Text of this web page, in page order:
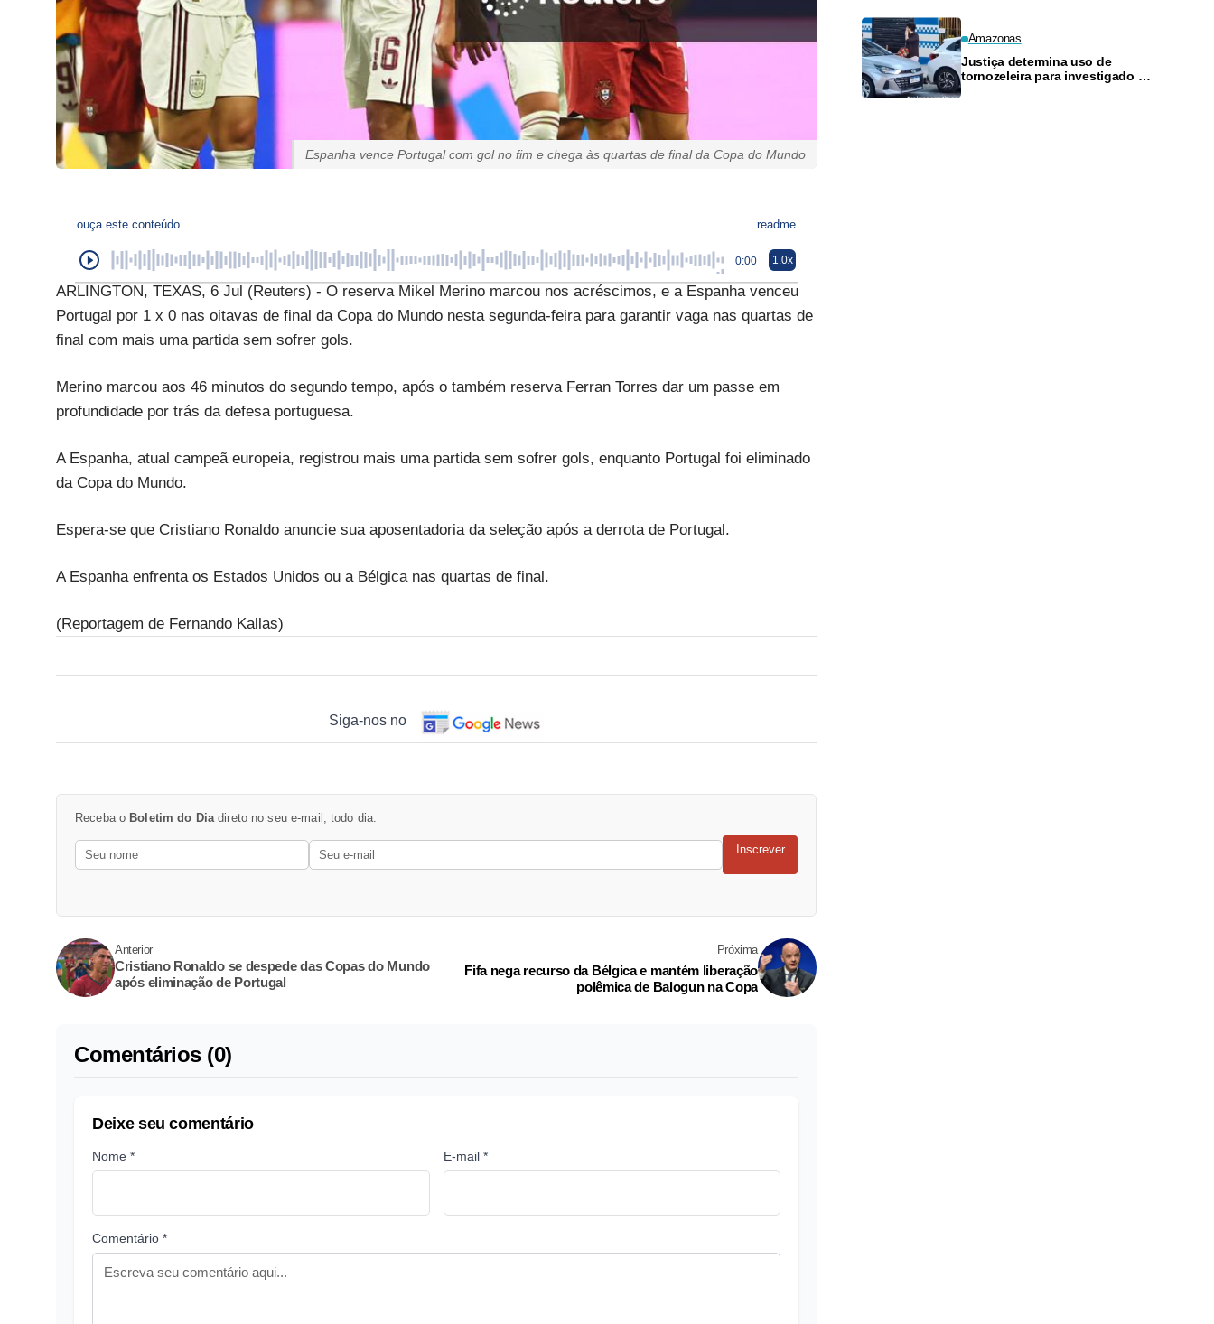
Espanha vence Portugal com gol no fim e chega às quartas de final da Copa do Mundo
ouça este conteúdo readme
0:00 1.0x
ARLINGTON, TEXAS, 6 Jul (Reuters) - O reserva Mikel Merino marcou nos acréscimos, e a Espanha venceu
Portugal por 1 x 0 nas oitavas de final da Copa do Mundo nesta segunda-feira para garantir vaga nas quartas de
final com mais uma partida sem sofrer gols.
Merino marcou aos 46 minutos do segundo tempo, após o também reserva Ferran Torres dar um passe em
profundidade por trás da defesa portuguesa.
A Espanha, atual campeã europeia, registrou mais uma partida sem sofrer gols, enquanto Portugal foi eliminado
da Copa do Mundo.
Espera-se que Cristiano Ronaldo anuncie sua aposentadoria da seleção após a derrota de Portugal.
A Espanha enfrenta os Estados Unidos ou a Bélgica nas quartas de final.
(Reportagem de Fernando Kallas)
Siga-nos no
Receba o Boletim do Diadireto no seu e-mail, todo dia.
Inscrever
Anterior
Cristiano Ronaldo se despede das Copas do Mundo
após eliminação de Portugal
Próxima
Fifa nega recurso da Bélgica e mantém liberação
polêmica de Balogun na Copa
Comentários (0)
Deixe seu comentário
Nome * E-mail *
Comentário *
Amazonas
Justiça determina uso de
tornozeleira para investigado por